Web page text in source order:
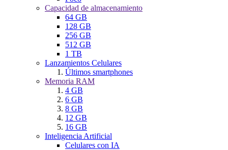
Capacidad de almacenamiento
64 GB
128 GB
256 GB
512 GB
1 TB
Lanzamientos Celulares
Últimos smartphones
Memoria RAM
4 GB
6 GB
8 GB
12 GB
16 GB
Inteligencia Artificial
Celulares con IA